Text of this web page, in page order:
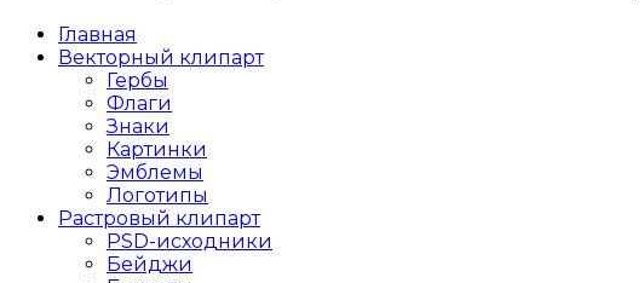
Главная
Векторный клипарт
Гербы
Флаги
Знаки
Картинки
Эмблемы
Логотипы
Растровый клипарт
PSD-исходники
Бейджи